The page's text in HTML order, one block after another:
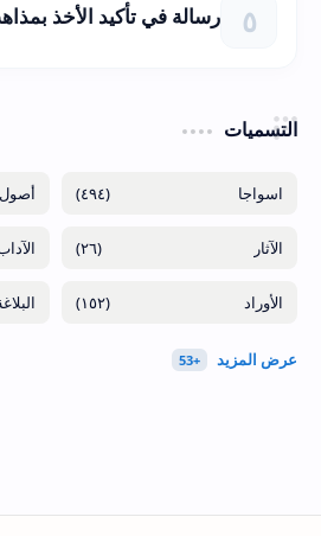
رسالة في تأكيد الأخذ
التسميات
(٤٩٤)
(٢٦)
(١٥٢)